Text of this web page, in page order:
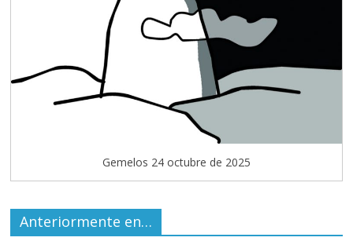
Gemelos 24 octubre de 2025
Anteriormente en…